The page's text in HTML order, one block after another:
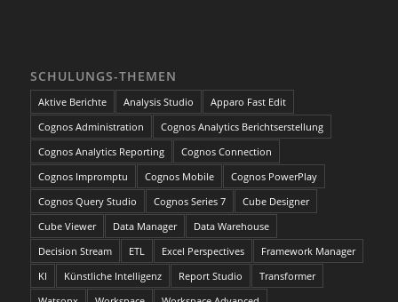
SCHULUNGS-THEMEN
Aktive Berichte Analysis Studio
Apparo Fast Edit
Cognos Administration
Cognos Analytics Berichtserstellung
Cognos Analytics Reporting
Cognos Connection
Cognos Impromptu
Cognos Mobile
Cognos PowerPlay
Cognos Query Studio
Cognos Series 7
Cube Designer
Cube Viewer
Data Manager
Data Warehouse
Decision Stream
ETL Excel Perspectives
Framework Manager
KI
Künstliche Intelligenz Report Studio
Transformer